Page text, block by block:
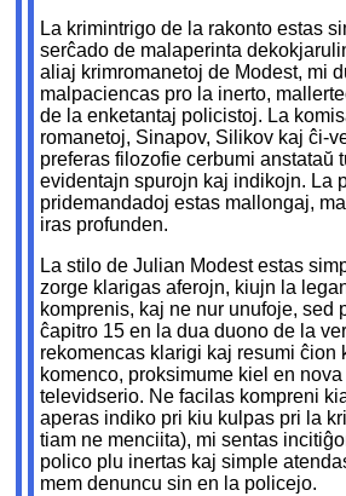
La krimintrigo de la rakonto estas
serĉado de malaperinta
aliaj krimromanetoj de Modest, mi
malpaciencas pro la inerto,
de la enketantaj policistoj. La
romanetoj, Sinapov, Silikov kaj ĉi-
preferas filozofie cerbumi anstataŭ
evidentajn spurojn kaj indikojn. La
pridemandadoj estas mallongaj,
iras profunden.
La stilo de Julian Modest estas
zorge klarigas aferojn, kiujn la
komprenis, kaj ne nur unufoje, sed
ĉapitro 15 en la dua duono de la
rekomencas klarigi kaj resumi ĉion
komenco, proksimume kiel en
televidserio. Ne facilas kompreni
aperas indiko pri kiu kulpas pri la
tiam ne menciita), mi sentas
polico plu inertas kaj simple
mem denuncu sin en la policejo.